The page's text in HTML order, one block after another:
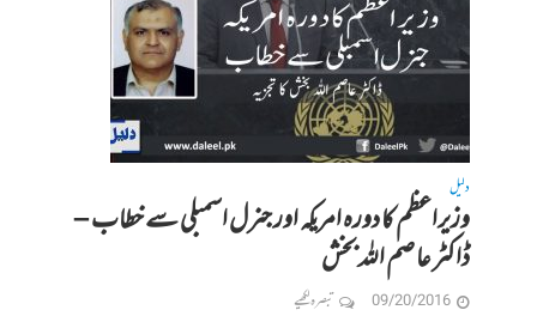
دلیل
وزیراعظم کا دورہ امریکہ اور جنرل اسمبلی سے خطاب –
ڈاکٹر عاصم اللہ بخش
09/20/2016 تبصرہ لکھیے